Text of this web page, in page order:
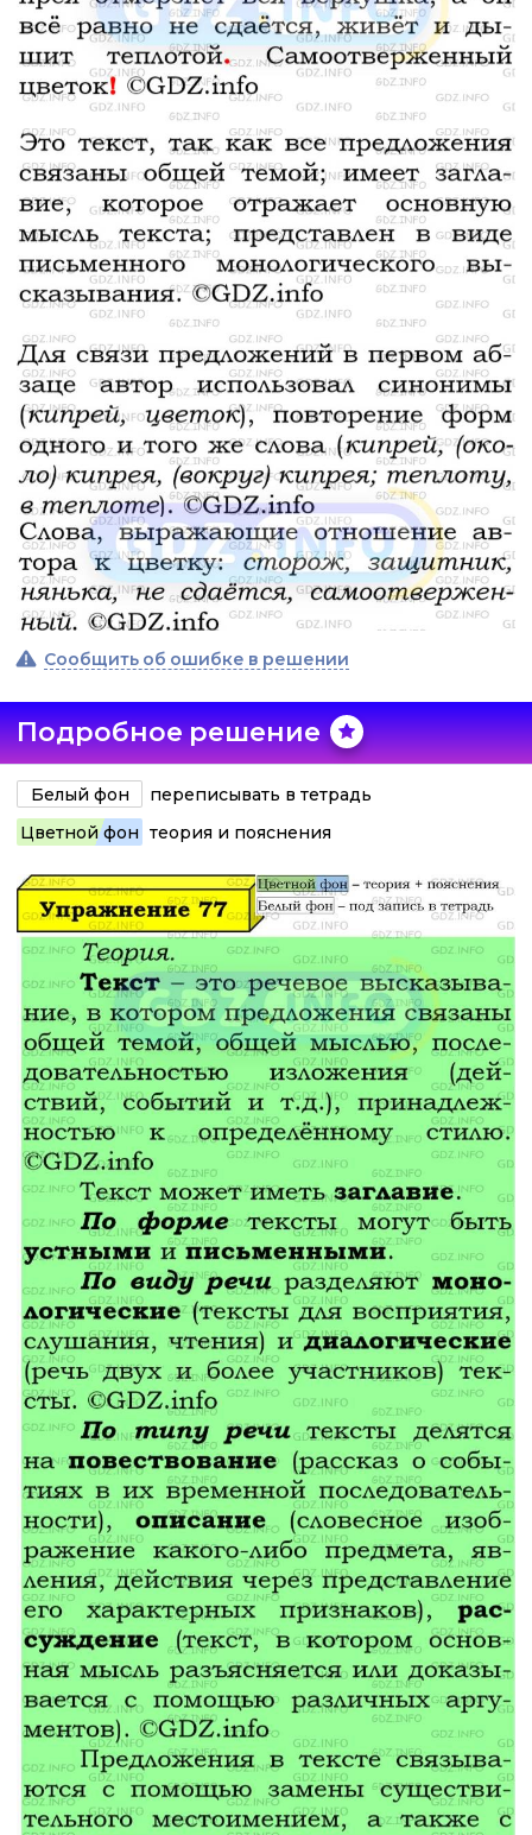
Сообщить об ошибке в решении
Подробное решение
Белый фон
переписывать в тетрадь
Цветной фон теория и пояснения